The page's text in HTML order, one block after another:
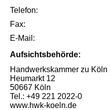
Telefon:
Fax:
E-Mail:
Aufsichtsbehörde:
Handwerkskammer zu Köln
Heumarkt 12
50667 Köln
Tel.: +49 221 2022-0
www.hwk-koeln.de